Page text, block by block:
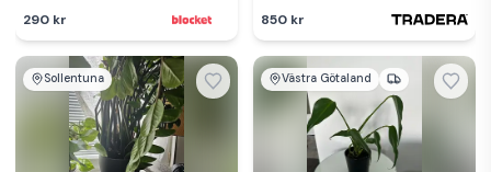
290 kr 850 kr
Sollentuna Västra Götaland